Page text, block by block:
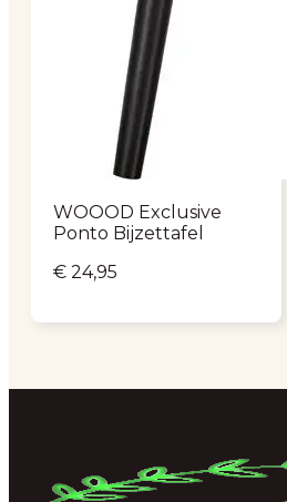
WOOOD Exclusive
Ponto Bijzettafel
€ 24,95